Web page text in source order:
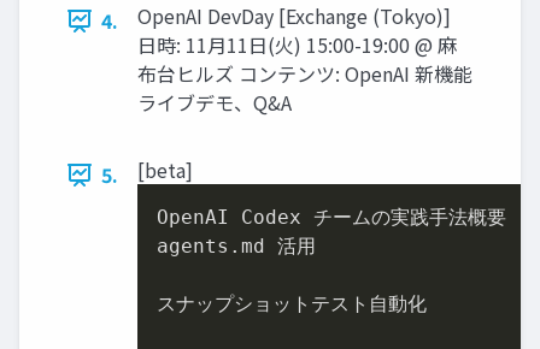
4.
OpenAI DevDay [Exchange (Tokyo)]
⽇時: 11⽉11⽇(⽕) 15:00-19:00 @ ⿇
布台ヒルズ コンテンツ: OpenAI 新機能
ライブデモ、Q&A
5. [beta]
OpenAI Codex チームの実践⼿法概要
agents.md 活⽤
スナップショットテスト⾃動化